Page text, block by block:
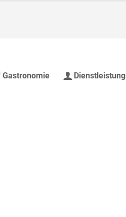
Gastronomie Dienstleistung